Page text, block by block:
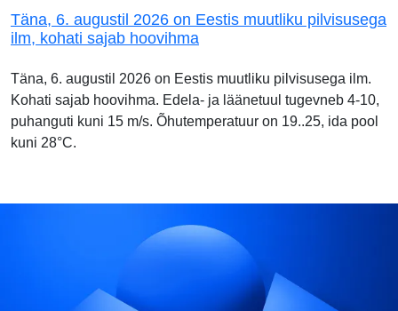
Täna, 6. augustil 2026 on Eestis muutliku pilvisusega
ilm, kohati sajab hoovihma
Täna, 6. augustil 2026 on Eestis muutliku pilvisusega ilm.
Kohati sajab hoovihma. Edela- ja läänetuul tugevneb 4-10,
puhanguti kuni 15 m/s. Õhutemperatuur on 19..25, ida pool
kuni 28°C.